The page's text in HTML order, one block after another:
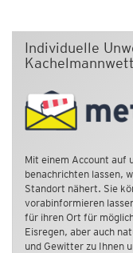
Individuelle
Mit einem Account auf
benachrichten lassen,
Standort nähert. Sie
vorabinformieren
für ihren Ort für
Eisregen, aber auch
und Gewitter zu Ihnen